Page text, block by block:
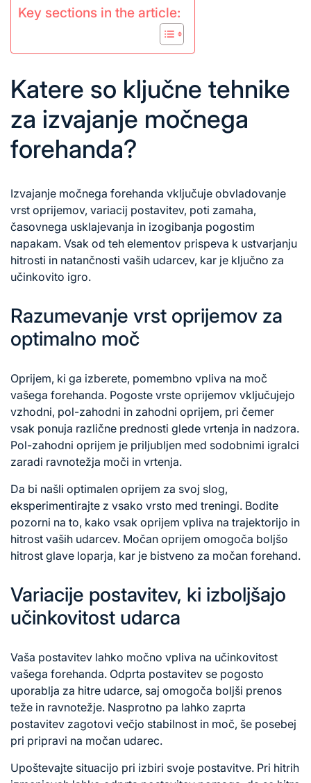
Key sections in the article:
Katere so ključne tehnike
za izvajanje močnega
forehanda?
Izvajanje močnega forehanda vključuje obvladovanje
vrst oprijemov, variacij postavitev, poti zamaha,
časovnega usklajevanja in izogibanja pogostim
napakam. Vsak od teh elementov prispeva k ustvarjanju
hitrosti in natančnosti vaših udarcev, kar je ključno za
učinkovito igro.
Razumevanje vrst oprijemov za
optimalno moč
Oprijem, ki ga izberete, pomembno vpliva na moč
vašega forehanda. Pogoste vrste oprijemov vključujejo
vzhodni, pol-zahodni in zahodni oprijem, pri čemer
vsak ponuja različne prednosti glede vrtenja in nadzora.
Pol-zahodni oprijem je priljubljen med sodobnimi igralci
zaradi ravnotežja moči in vrtenja.
Da bi našli optimalen oprijem za svoj slog,
eksperimentirajte z vsako vrsto med treningi. Bodite
pozorni na to, kako vsak oprijem vpliva na trajektorijo in
hitrost vaših udarcev. Močan oprijem omogoča boljšo
hitrost glave loparja, kar je bistveno za močan forehand.
Variacije postavitev, ki izboljšajo
učinkovitost udarca
Vaša postavitev lahko močno vpliva na učinkovitost
vašega forehanda. Odprta postavitev se pogosto
uporablja za hitre udarce, saj omogoča boljši prenos
teže in ravnotežje. Nasprotno pa lahko zaprta
postavitev zagotovi večjo stabilnost in moč, še posebej
pri pripravi na močan udarec.
Upoštevajte situacijo pri izbiri svoje postavitve. Pri hitrih